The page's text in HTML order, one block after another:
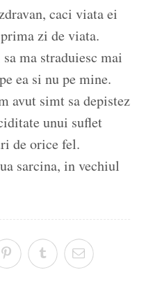
caci viata ei
zi de viata.
ma straduiesc mai
ea si nu pe mine.
avut simt sa depistez
unui suflet
de orice fel.
sarcina, in vechiul